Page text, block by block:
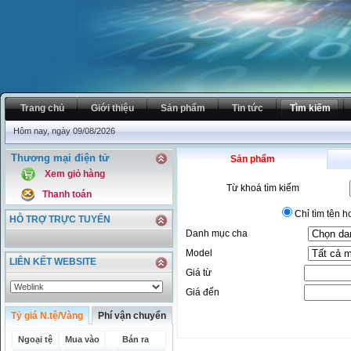
Trang chủ Giới thiệu Sản phẩm Tin tức Tìm kiếm
Hôm nay, ngày 09/08/2026
Thương mại điện tử
Xem giỏ hàng
Thanh toán
HỖ TRỢ TRỰC TUYẾN
LIÊN KẾT WEBSITE
Tỷ giá N.tệ/Vàng Phí vận chuyển
Ngoại tệ Mua vào
Bán ra
Sản phẩm
Từ khoá tìm kiếm
Chỉ tìm tên
Danh mục cha
Model
Giá từ
Giá đến